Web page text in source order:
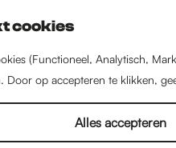
cookies
(Functioneel, Analytisch,
op accepteren te klikken,
Alles accepteren